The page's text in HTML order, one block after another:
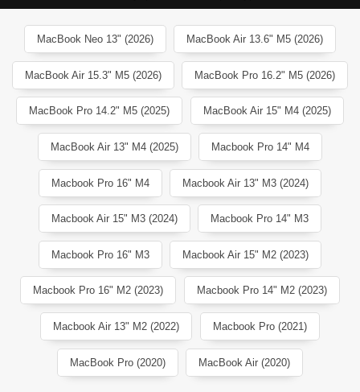
MacBook Neo 13" (2026) MacBook Air 13.6" M5 (2026)
MacBook Air 15.3" M5 (2026) MacBook Pro 16.2" M5 (2026)
MacBook Pro 14.2" M5 (2025) MacBook Air 15" M4 (2025)
MacBook Air 13" M4 (2025) Macbook Pro 14" M4
Macbook Pro 16" M4 Macbook Air 13" M3 (2024)
Macbook Air 15" M3 (2024) Macbook Pro 14" M3
Macbook Pro 16" M3 Macbook Air 15" M2 (2023)
Macbook Pro 16" M2 (2023) Macbook Pro 14" M2 (2023)
Macbook Air 13" M2 (2022) Macbook Pro (2021)
MacBook Pro (2020) MacBook Air (2020)